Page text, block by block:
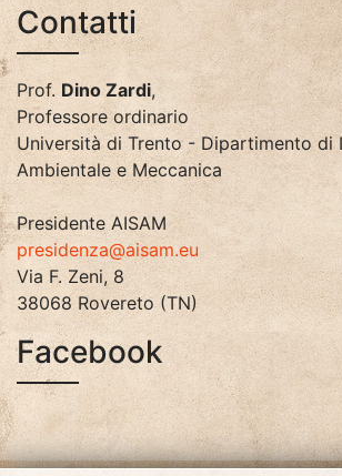
Contatti
Prof. Dino Zardi,
Professore ordinario
Università di Trento - Dipartimento di
Ambientale e Meccanica
Presidente AISAM
presidenza@aisam.eu
Via F. Zeni, 8
38068 Rovereto (TN)
Facebook